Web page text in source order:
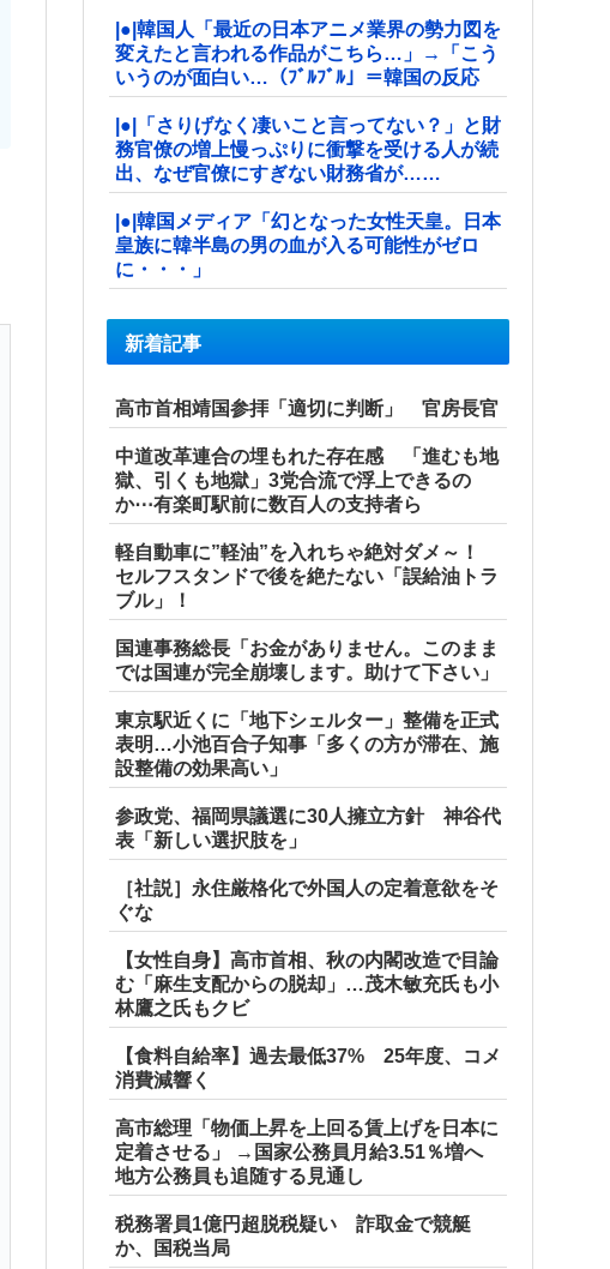
|●|韓国人「最近の日本アニメ業界の勢力図を
変えたと言われる作品がこちら…」→「こう
いうのが面白い…（ﾌﾞﾙﾌﾞﾙ」＝韓国の反応
|●|「さりげなく凄いこと言ってない？」と財
務官僚の増上慢っぷりに衝撃を受ける人が続
出、なぜ官僚にすぎない財務省が……
|●|韓国メディア「幻となった女性天皇。日本
皇族に韓半島の男の血が入る可能性がゼロ
に・・・」
新着記事
高市首相靖国参拝「適切に判断」 官房長官
中道改革連合の埋もれた存在感 「進むも地
獄、引くも地獄」3党合流で浮上できるの
か⋯有楽町駅前に数百人の支持者ら
軽自動車に”軽油”を入れちゃ絶対ダメ～！
セルフスタンドで後を絶たない「誤給油トラ
ブル」！
国連事務総長「お金がありません。このまま
では国連が完全崩壊します。助けて下さい」
東京駅近くに「地下シェルター」整備を正式
表明…小池百合子知事「多くの方が滞在、施
設整備の効果高い」
参政党、福岡県議選に30人擁立方針 神谷代
表「新しい選択肢を」
［社説］永住厳格化で外国人の定着意欲をそ
ぐな
【女性自身】高市首相、秋の内閣改造で目論
む「麻生支配からの脱却」…茂木敏充氏も小
林鷹之氏もクビ
【食料自給率】過去最低37% 25年度、コメ
消費減響く
高市総理「物価上昇を上回る賃上げを日本に
定着させる」 →国家公務員月給3.51％増へ
地方公務員も追随する見通し
税務署員1億円超脱税疑い 詐取金で競艇
か、国税当局